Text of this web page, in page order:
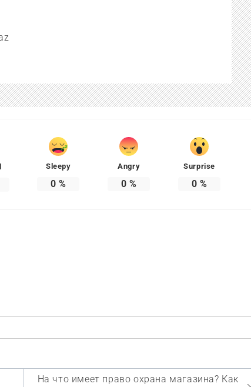
Sleepy
0 %
Angry
0 %
Surprise
0 %
На что имеет право охрана магазина? Как